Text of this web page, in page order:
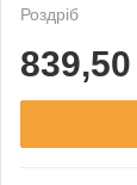
Роздріб
839,50